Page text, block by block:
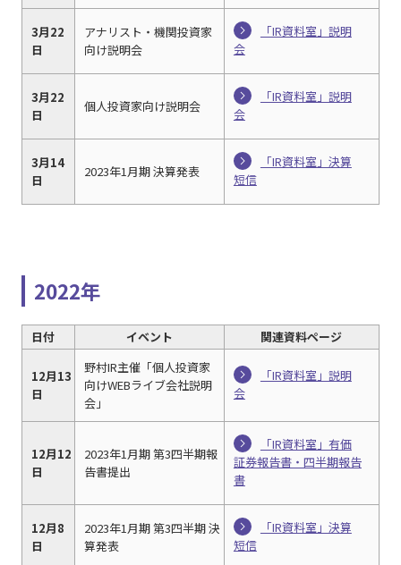
3月22
日
アナリスト・機関投資家
向け説明会
「IR資料室」説明
会
3月22
日
個人投資家向け説明会
「IR資料室」説明
会
3月14
日
2023年1月期 決算発表
「IR資料室」決算
短信
2022年
日付 イベント 関連資料ページ
12月13
日
野村IR主催「個人投資家
向けWEBライブ会社説明
会」
「IR資料室」説明
会
12月12
日
2023年1月期 第3四半期報
告書提出
「IR資料室」有価
証券報告書・四半期報告
書
12月8
日
2023年1月期 第3四半期 決
算発表
「IR資料室」決算
短信